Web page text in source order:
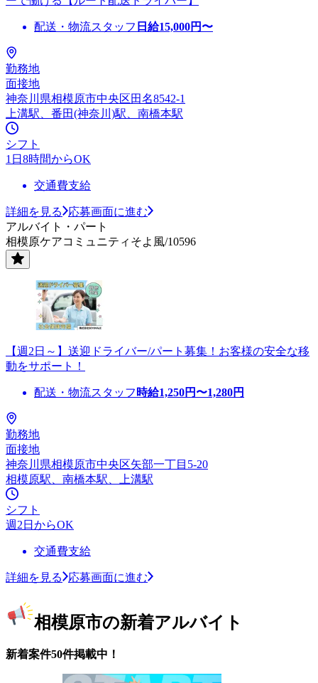
配送・物流スタッフ 日給15,000円〜
勤務地
面接地
神奈川県相模原市中央区田名8542-1
上溝駅、番田(神奈川)駅、南橋本駅
シフト
1日8時間からOK
交通費支給
詳細を見る
応募画面に進む
アルバイト・パート
相模原ケアコミュニティそよ風/10596
【週2日～】送迎ドライバー/パート募集！お客様の安全な移
動をサポート！
配送・物流スタッフ 時給1,250円〜1,280円
勤務地
面接地
神奈川県相模原市中央区矢部一丁目5-20
相模原駅、南橋本駅、上溝駅
シフト
週2日からOK
交通費支給
詳細を見る 応募画面に進む
相模原市の新着アルバイト
新着案件50件掲載中！